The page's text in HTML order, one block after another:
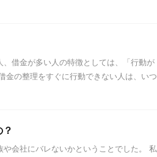
借金が多い人の特徴としては、「行動が
金の整理をすぐに行動できない人は、いつ
会社にバレないかということでした。 私